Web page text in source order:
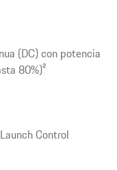
(DC) con potencia
80%)2
Control